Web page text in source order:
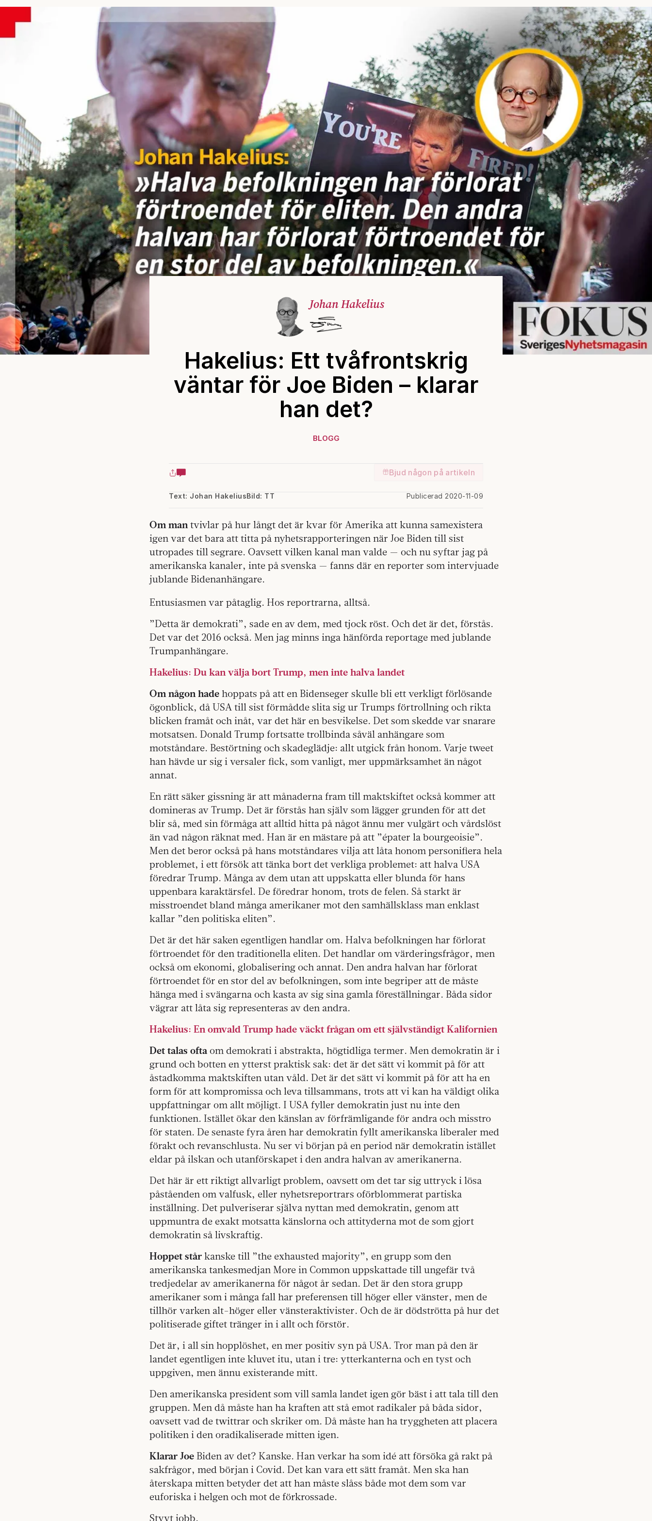
Johan Hakelius
Hakelius: Ett tvåfrontskrig
väntar för Joe Biden – klarar
han det?
BLOGG
Bjud någon på artikeln
Text: Johan Hakelius Publicerad 2020-11-09
Bild: TT
Om mantvivlar på hur långt det är kvar för Amerika att kunna samexistera
igen var det bara att titta på nyhetsrapporteringen när Joe Biden till sist
utropades till segrare. Oavsett vilken kanal man valde — och nu syftar jag på
amerikanska kanaler, inte på svenska — fanns där en reporter som intervjuade
jublande Bidenanhängare.
Entusiasmen var påtaglig. Hos reportrarna, alltså.
”Detta är demokrati”, sade en av dem, med tjock röst. Och det är det, förstås.
Det var det 2016 också. Men jag minns inga hänförda reportage med jublande
Trumpanhängare.
Hakelius: Du kan välja bort Trump, men inte halva landet
Om någon hade hoppats på att en Bidenseger skulle bli ett verkligt förlösande
ögonblick, då USA till sist förmådde slita sig ur Trumps förtrollning och rikta
blicken framåt och inåt, var det här en besvikelse. Det som skedde var snarare
motsatsen. Donald Trump fortsatte trollbinda såväl anhängare som
motståndare. Bestörtning och skadeglädje: allt utgick från honom. Varje tweet
han hävde ur sig i versaler fick, som vanligt, mer uppmärksamhet än något
annat.
En rätt säker gissning är att månaderna fram till maktskiftet också kommer att
domineras av Trump. Det är förstås han själv som lägger grunden för att det
blir så, med sin förmåga att alltid hitta på något ännu mer vulgärt och vårdslöst
än vad någon räknat med. Han är en mästare på att ”épater la bourgeoisie”.
Men det beror också på hans motståndares vilja att låta honom personifiera hela
problemet, i ett försök att tänka bort det verkliga problemet: att halva USA
föredrar Trump. Många av dem utan att uppskatta eller blunda för hans
uppenbara karaktärsfel. De föredrar honom, trots de felen. Så starkt är
misstroendet bland många amerikaner mot den samhällsklass man enklast
kallar ”den politiska eliten”.
Det är det här saken egentligen handlar om. Halva befolkningen har förlorat
förtroendet för den traditionella eliten. Det handlar om värderingsfrågor, men
också om ekonomi, globalisering och annat. Den andra halvan har förlorat
förtroendet för en stor del av befolkningen, som inte begriper att de måste
hänga med i svängarna och kasta av sig sina gamla föreställningar. Båda sidor
vägrar att låta sig representeras av den andra.
Hakelius: En omvald Trump hade väckt frågan om ett självständigt Kalifornien
Det talas ofta om demokrati i abstrakta, högtidliga termer. Men demokratin är i
grund och botten en ytterst praktisk sak: det är det sätt vi kommit på för att
åstadkomma maktskiften utan våld. Det är det sätt vi kommit på för att ha en
form för att kompromissa och leva tillsammans, trots att vi kan ha väldigt olika
uppfattningar om allt möjligt. I USA fyller demokratin just nu inte den
funktionen. Istället ökar den känslan av förfrämligande för andra och misstro
för staten. De senaste fyra åren har demokratin fyllt amerikanska liberaler med
förakt och revanschlusta. Nu ser vi början på en period när demokratin istället
eldar på ilskan och utanförskapet i den andra halvan av amerikanerna.
Det här är ett riktigt allvarligt problem, oavsett om det tar sig uttryck i lösa
påståenden om valfusk, eller nyhetsreportrars oförblommerat partiska
inställning. Det pulveriserar själva nyttan med demokratin, genom att
uppmuntra de exakt motsatta känslorna och attityderna mot de som gjort
demokratin så livskraftig.
Hoppet står kanske till ”the exhausted majority”, en grupp som den
amerikanska tankesmedjan More in Common uppskattade till ungefär två
tredjedelar av amerikanerna för något år sedan. Det är den stora grupp
amerikaner som i många fall har preferensen till höger eller vänster, men de
tillhör varken alt-höger eller vänsteraktivister. Och de är dödströtta på hur det
politiserade giftet tränger in i allt och förstör.
Det är, i all sin hopplöshet, en mer positiv syn på USA. Tror man på den är
landet egentligen inte kluvet itu, utan i tre: ytterkanterna och en tyst och
uppgiven, men ännu existerande mitt.
Den amerikanska president som vill samla landet igen gör bäst i att tala till den
gruppen. Men då måste han ha kraften att stå emot radikaler på båda sidor,
oavsett vad de twittrar och skriker om. Då måste han ha tryggheten att placera
politiken i den oradikaliserade mitten igen.
Klarar Joe Biden av det? Kanske. Han verkar ha som idé att försöka gå rakt på
sakfrågor, med början i Covid. Det kan vara ett sätt framåt. Men ska han
återskapa mitten betyder det att han måste slåss både mot dem som var
euforiska i helgen och mot de förkrossade.
Styvt jobb.